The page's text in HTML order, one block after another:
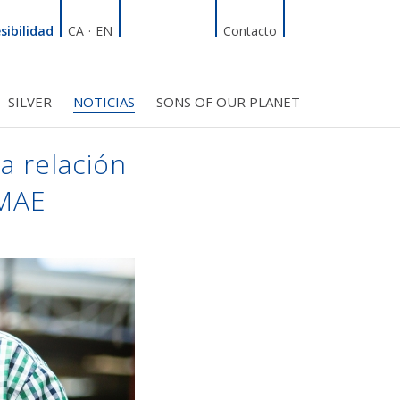
CA · EN Facebook
TwitterInstagram
Contacto
PROYECTOS
INICIATIVAS
SILVER NOTICIAS SONS OF OUR PLANET
relación